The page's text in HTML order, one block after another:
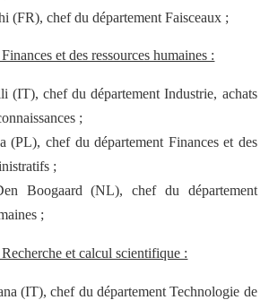
(FR), chef du département Faisceaux ;
et des ressources humaines :
(IT), chef du département Industrie, achats
;
(PL), chef du département Finances et des
;
Boogaard (NL), chef du département
;
et calcul scientifique :
(IT), chef du département Technologie de